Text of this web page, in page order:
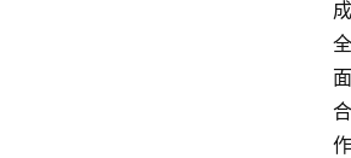
成
全
面
合
作